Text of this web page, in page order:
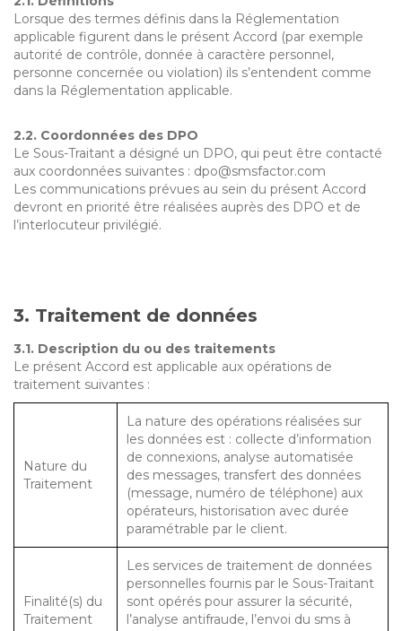
Lorsque des termes définis dans la Réglementation
applicable figurent dans le présent Accord (par exemple
autorité de contrôle, donnée à caractère personnel,
personne concernée ou violation) ils s’entendent comme
dans la Réglementation applicable.
2.2. Coordonnées des DPO
Le Sous-Traitant a désigné un DPO, qui peut être contacté
aux coordonnées suivantes : dpo@smsfactor.com
Les communications prévues au sein du présent Accord
devront en priorité être réalisées auprès des DPO et de
l’interlocuteur privilégié.
3. Traitement de données
3.1. Description du ou des traitements
Le présent Accord est applicable aux opérations de
traitement suivantes :
Nature du
Traitement
La nature des opérations réalisées sur
les données est : collecte d’information
de connexions, analyse automatisée
des messages, transfert des données
(message, numéro de téléphone) aux
opérateurs, historisation avec durée
paramétrable par le client.
Finalité(s) du
Traitement
Les services de traitement de données
personnelles fournis par le Sous-Traitant
sont opérés pour assurer la sécurité,
l’analyse antifraude, l’envoi du sms à